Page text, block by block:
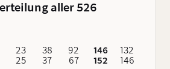
aller 526
23
25
38
37
92
67
146
152
132
146